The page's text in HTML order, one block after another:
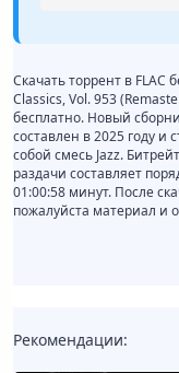
Скачать торрент в FLAC
Classics, Vol. 953
бесплатно. Новый
составлен в 2025 году и
собой смесь Jazz.
раздачи составляет
01:00:58 минут. После
пожалуйста материал и
Рекомендации: